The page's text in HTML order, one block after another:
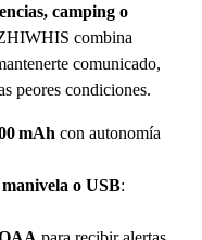
camping o
combina
comunicado,
peores condiciones.
mAh con autonomía
o USB: